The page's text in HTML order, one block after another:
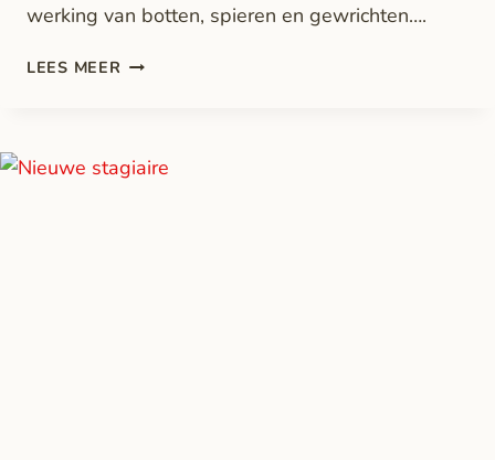
werking van botten, spieren en gewrichten….
LEES MEER